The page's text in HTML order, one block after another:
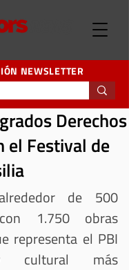
NEWSLETTER
Derechos
el Festival de
de 500
1.750 obras
representa el PBI
cultural más